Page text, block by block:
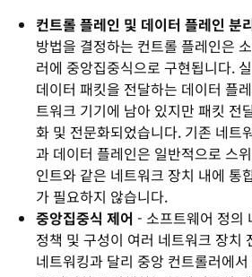
컨트롤 플레인 및 데이터 플레인 분
방법을 결정하는 컨트롤 플레인은
러에 중앙집중식으로 구현됩니다.
데이터 패킷을 전달하는 데이터 플
트워크 기기에 남아 있지만 패킷 전
화 및 전문화되었습니다. 기존 네트
과 데이터 플레인은 일반적으로 스
인트와 같은 네트워크 장치 내에 통
가 필요하지 않습니다.
중앙집중식 제어 - 소프트웨어 정의
정책 및 구성이 여러 네트워크 장치
네트워킹과 달리 중앙 컨트롤러에